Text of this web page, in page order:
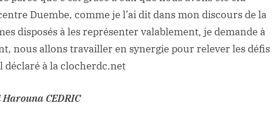
Duembe, comme je l’ai dit dans mon discours de la
disposés à les représenter valablement, je demande à
nous allons travailler en synergie pour relever les défis
déclaré à la clocherdc.net
CEDRIC